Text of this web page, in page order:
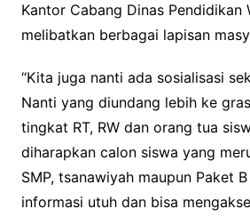
Kantor Cabang Dinas Pendidikan
melibatkan berbagai lapisan
“Kita juga nanti ada sosialisasi
Nanti yang diundang lebih ke
tingkat RT, RW dan orang tua
diharapkan calon siswa yang
SMP, tsanawiyah maupun Paket
informasi utuh dan bisa